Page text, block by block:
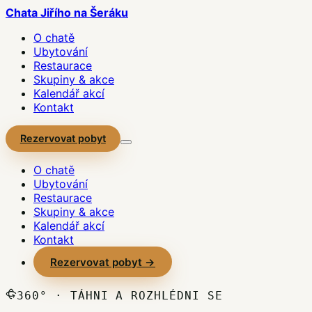
Chata Jiřího na Šeráku
O chatě
Ubytování
Restaurace
Skupiny & akce
Kalendář akcí
Kontakt
Rezervovat pobyt
O chatě
Ubytování
Restaurace
Skupiny & akce
Kalendář akcí
Kontakt
Rezervovat pobyt →
360° · TÁHNI A ROZHLÉDNI SE